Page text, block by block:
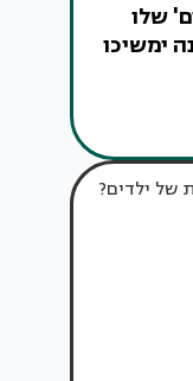
שלו
ימשיכו